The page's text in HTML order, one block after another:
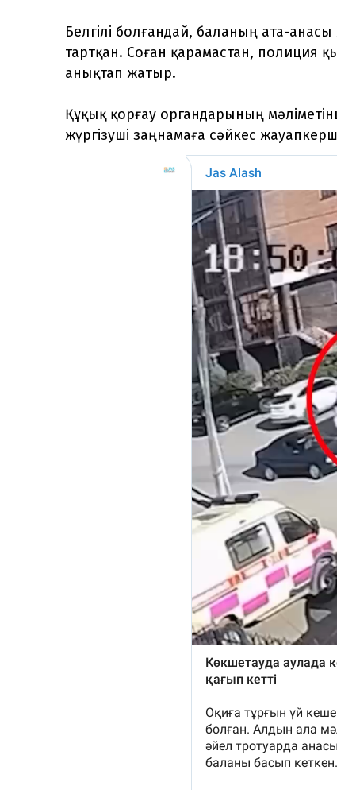
Белгілі болғандай, баланың ата-
тартқан. Соған қарамастан, полиция
анықтап жатыр.
Құқық қорғау органдарының
жүргізуші заңнамаға сәйкес